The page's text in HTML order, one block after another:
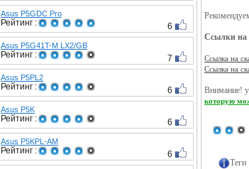
Asus P5GDC Pro
Рейтинг : 6
Asus P5G41T-M LX2/GB
Рейтинг : 7
Asus P5PL2
Рейтинг : 6
Asus P5K
Рейтинг : 6
Asus P5KPL-AM
Рейтинг : 6
Ссылки на
Ссылка на
Ссылка на
Внимание!
которую
Теги